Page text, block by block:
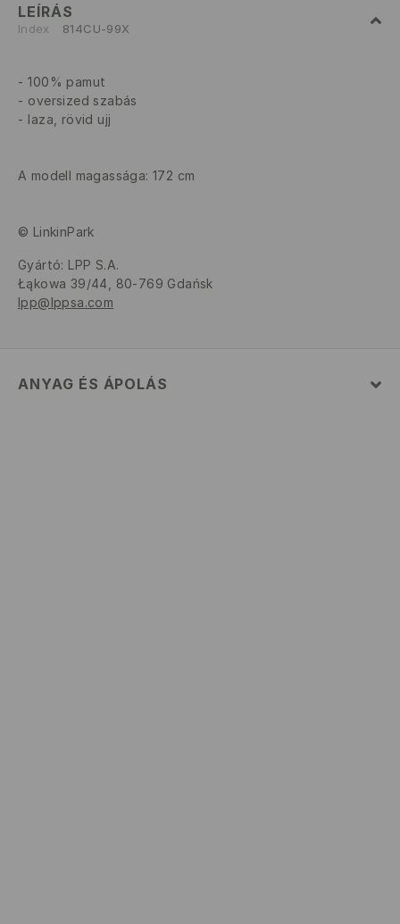
LEÍRÁS
Index 814CU-99X
100% pamut
oversized szabás
laza, rövid ujj
A modell magassága: 172 cm
© LinkinPark
Gyártó: LPP S.A.
Łąkowa 39/44, 80-769 Gdańsk
lpp@lppsa.com
ANYAG ÉS ÁPOLÁS